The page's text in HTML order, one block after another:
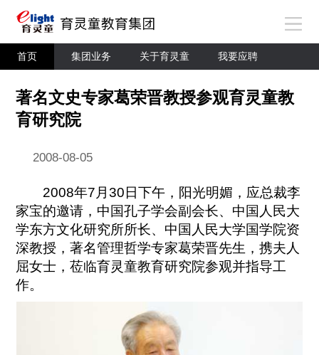
首页 集团业务 关于育灵童 我要应聘
著名文史专家葛荣晋教授参观育灵童教
育研究院
2008-08-05
2008年7月30日下午，阳光明媚，应总裁李
家宝的邀请，中国孔子学会副会长、中国人民大
学东方文化研究所所长、中国人民大学国学院资
深教授，著名管理哲学专家葛荣晋先生，携夫人
屈女士，莅临育灵童教育研究院参观并指导工
作。